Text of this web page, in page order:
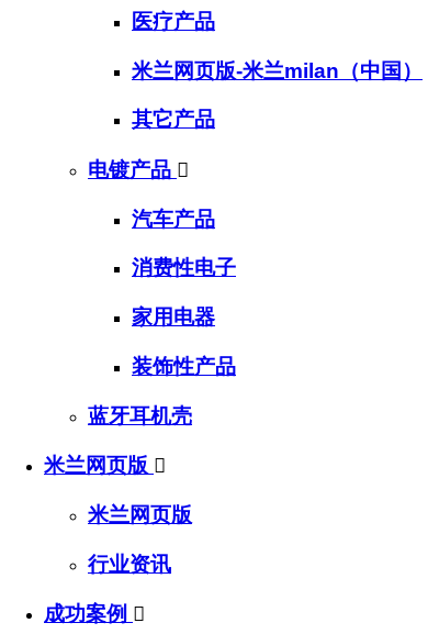
医疗产品
米兰网页版-米兰milan（中国）
其它产品
电镀产品 
汽车产品
消费性电子
家用电器
装饰性产品
蓝牙耳机壳
米兰网页版 
米兰网页版
行业资讯
成功案例 